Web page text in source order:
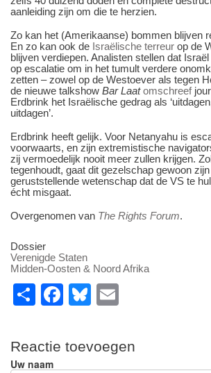
aanleiding zijn om die te herzien.
Zo kan het (Amerikaanse) bommen blijven
En zo kan ook de Israëlische terreur op de
blijven verdiepen. Analisten stellen dat
op escalatie om in het tumult verdere
zetten – zowel op de Westoever als tegen
de nieuwe talkshow Bar Laat omschreef
Erdbrink het Israëlische gedrag als
uitdagen’.
Erdbrink heeft gelijk. Voor Netanyahu is
voorwaarts, en zijn extremistische
zij vermoedelijk nooit meer zullen krijgen.
tegenhoudt, gaat dit gezelschap gewoon
geruststellende wetenschap dat de VS te
écht misgaat.
Overgenomen van The Rights Forum.
Dossier
Verenigde Staten
Midden-Oosten & Noord Afrika
S
ar
e
F
c
e
Bl
sk
Reactie toevoegen
Uw naam